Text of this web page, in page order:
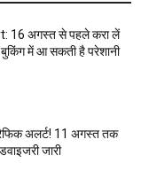
16 अगस्त से पहले करा लें
में आ सकती है परेशानी
अलर्ट! 11 अगस्त तक
जारी